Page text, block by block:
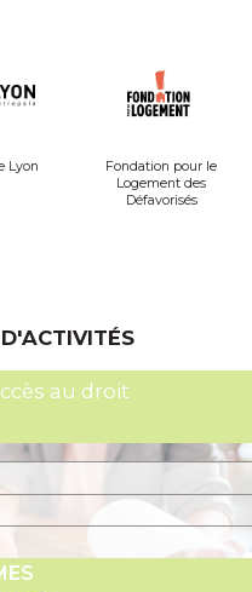
au droit
Lyon
Fondation pour le
Logement des
Défavorisés